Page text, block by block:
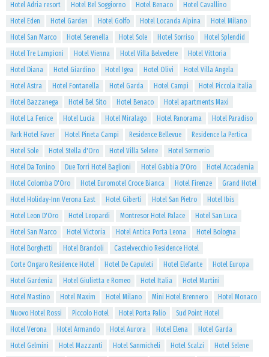
Hotel Adria resort
Hotel Bel Soggiorno Hotel Benaco
Hotel Cavallino
Hotel Eden
Hotel Garden Hotel Golfo Hotel Locanda Alpina
Hotel Milano
Hotel San Marco
Hotel Serenella Hotel Sole Hotel Sorriso
Hotel Splendid
Hotel Tre Lampioni
Hotel Vienna Hotel Villa Belvedere
Hotel Vittoria
Hotel Diana
Hotel Giardino Hotel Igea Hotel Olivi
Hotel Villa Angela
Hotel Astra
Hotel Fontanella Hotel Garda Hotel Campi
Hotel Piccola Italia
Hotel Bazzanega
Hotel Bel Sito Hotel Benaco
Hotel apartments Maxi
Hotel La Fenice
Hotel Lucia Hotel Miralago Hotel Panorama
Hotel Paradiso
Park Hotel Faver
Hotel Pineta Campi Residence Bellevue
Residence la Pertica
Hotel Sole
Hotel Stella d'Oro Hotel Villa Selene
Hotel Sermerio
Hotel Da Tonino
Due Torri Hotel Baglioni Hotel Gabbia D'Oro
Hotel Accademia
Hotel Colomba D'Oro
Hotel Euromotel Croce Bianca Hotel Firenze
Grand Hotel
Hotel Holiday-Inn Verona East
Hotel Giberti Hotel San Pietro
Hotel Ibis
Hotel Leon D'Oro
Hotel Leopardi Montresor Hotel Palace
Hotel San Luca
Hotel San Marco
Hotel Victoria Hotel Antica Porta Leona
Hotel Bologna
Hotel Borghetti
Hotel Brandoli
Castelvecchio Residence Hotel
Corte Ongaro Residence Hotel
Hotel De Capuleti Hotel Elefante
Hotel Europa
Hotel Gardenia
Hotel Giulietta e Romeo Hotel Italia
Hotel Martini
Hotel Mastino
Hotel Maxim Hotel Milano Mini Hotel Brennero
Hotel Monaco
Nuovo Hotel Rossi
Piccolo Hotel Hotel Porta Palio
Sud Point Hotel
Hotel Verona
Hotel Armando Hotel Aurora Hotel Elena
Hotel Garda
Hotel Gelmini
Hotel Mazzanti Hotel Sanmicheli Hotel Scalzi
Hotel Selene